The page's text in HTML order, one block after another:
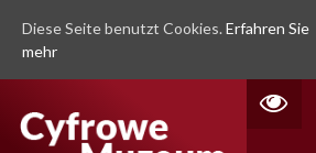
Diese Seite benutzt Cookies. Erfahren Sie
mehr